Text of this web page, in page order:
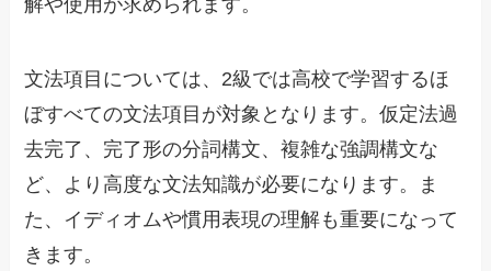
解や使用が求められます。
文法項目については、2級では高校で学習するほ
ぼすべての文法項目が対象となります。仮定法過
去完了、完了形の分詞構文、複雑な強調構文な
ど、より高度な文法知識が必要になります。ま
た、イディオムや慣用表現の理解も重要になって
きます。